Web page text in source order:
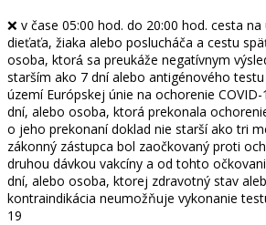
❌ v čase 05:00 hod. do 20:00 hod. cesta
dieťaťa, žiaka alebo poslucháča a cestu
osoba, ktorá́ sa preukáže negatívnym
starším ako 7 dní alebo antigénového
území Európskej únie na ochorenie
dní, alebo osoba, ktorá prekonala
o jeho prekonaní doklad nie starší ako tri
zákonný zástupca bol zaočkovaný proti
druhou dávkou vakcíny a od tohto
dní, alebo osoba, ktorej zdravotný stav
kontraindikácia neumožňuje vykonanie
19